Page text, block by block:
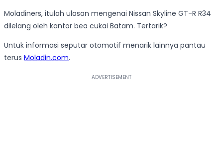
Moladiners, itulah ulasan mengenai Nissan Skyline GT-R R34
dilelang oleh kantor bea cukai Batam. Tertarik?
Untuk informasi seputar otomotif menarik lainnya pantau
terus Moladin.com.